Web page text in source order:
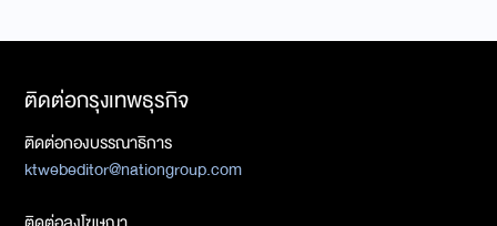
ติดต่อกรุงเทพธุรกิจ
ติดต่อกองบรรณาธิการ
ktwebeditor@nationgroup.com